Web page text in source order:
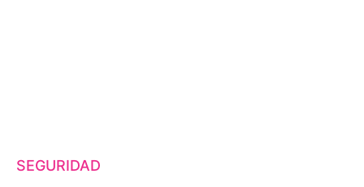
SEGURIDAD